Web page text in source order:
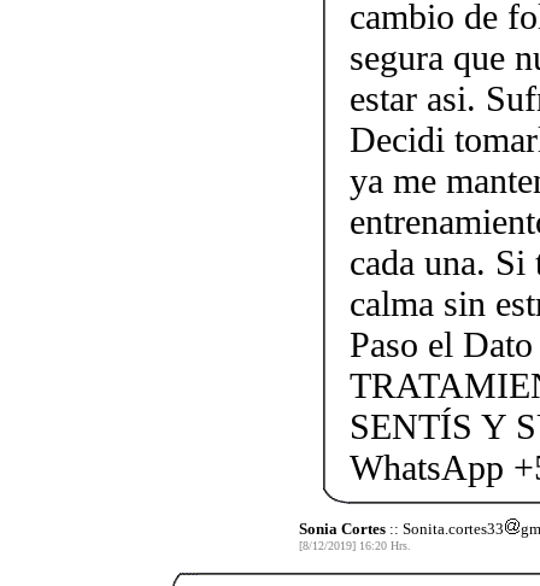
cambio de
segura que
estar asi.
Decidi
ya me
cada una. Si
calma sin
Paso el
SENTÍS Y
WhatsApp
Sonia Cortes:: Sonita.cortes33
[8/12/2019] 16:20 Hrs.